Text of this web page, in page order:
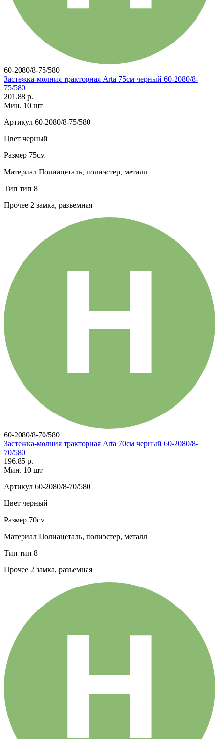
60-2080/8-75/580
Застежка-молния тракторная Arta 75см черный 60-2080/8-
75/580
201.88 р.
Мин. 10 шт
Артикул 60-2080/8-75/580
Цвет черный
Размер 75см
Материал Полиацеталь, полиэстер, металл
Тип тип 8
Прочее 2 замка, разъемная
60-2080/8-70/580
Застежка-молния тракторная Arta 70см черный 60-2080/8-
70/580
196.85 р.
Мин. 10 шт
Артикул 60-2080/8-70/580
Цвет черный
Размер 70см
Материал Полиацеталь, полиэстер, металл
Тип тип 8
Прочее 2 замка, разъемная